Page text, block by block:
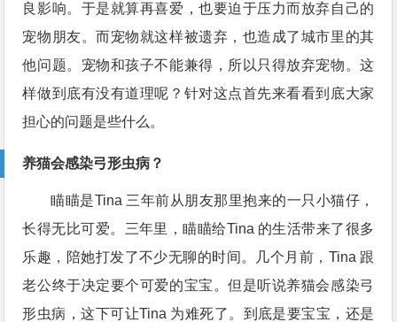
良影响。于是就算再喜爱，也要迫于压力而放弃自己的
宠物朋友。而宠物就这样被遗弃，也造成了城市里的其
他问题。宠物和孩子不能兼得，所以只得放弃宠物。这
样做到底有没有道理呢？针对这点首先来看看到底大家
担心的问题是些什么。
养猫会感染弓形虫病？
瞄瞄是Tina 三年前从朋友那里抱来的一只小猫仔，
长得无比可爱。三年里，瞄瞄给Tina 的生活带来了很多
乐趣，陪她打发了不少无聊的时间。几个月前，Tina 跟
老公终于决定要个可爱的宝宝。但是听说养猫会感染弓
形虫病，这下可让Tina 为难死了。到底是要宝宝，还是